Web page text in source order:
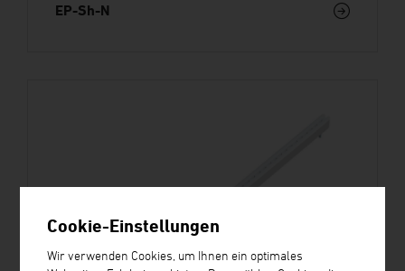
EP-Sh-N
Cookie-Einstellungen
Wir verwenden Cookies, um Ihnen ein optimales